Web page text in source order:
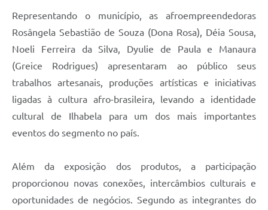
Representando o município, as afroempreendedoras
Rosângela Sebastião de Souza (Dona Rosa), Déia Sousa,
Noeli Ferreira da Silva, Dyulie de Paula e Manaura
(Greice Rodrigues) apresentaram ao público seus
trabalhos artesanais, produções artísticas e iniciativas
ligadas à cultura afro-brasileira, levando a identidade
cultural de Ilhabela para um dos mais importantes
eventos do segmento no país.
Além da exposição dos produtos, a participação
proporcionou novas conexões, intercâmbios culturais e
oportunidades de negócios. Segundo as integrantes do